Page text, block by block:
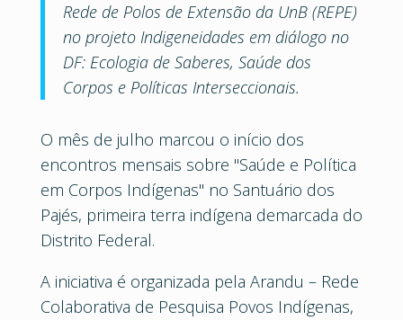
Rede de Polos de Extensão da UnB (REPE)
no projeto Indigeneidades em diálogo no
DF: Ecologia de Saberes, Saúde dos
Corpos e Políticas Interseccionais.
O mês de julho marcou o início dos
encontros mensais sobre "Saúde e Política
em Corpos Indígenas" no Santuário dos
Pajés, primeira terra indígena demarcada do
Distrito Federal.
A iniciativa é organizada pela Arandu – Rede
Colaborativa de Pesquisa Povos Indígenas,